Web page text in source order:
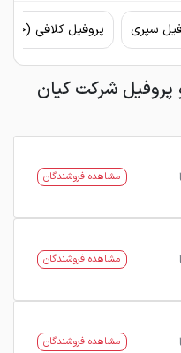
سپری پروفیل کلافی
شرکت کیان
مشاهده فروشندگان
مشاهده فروشندگان
مشاهده فروشندگان